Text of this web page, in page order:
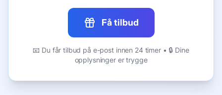
Få tilbud
📧 Du får tilbud på e-post innen 24 timer • 🔒 Dine
opplysninger er trygge